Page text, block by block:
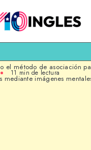
11 min de lectura